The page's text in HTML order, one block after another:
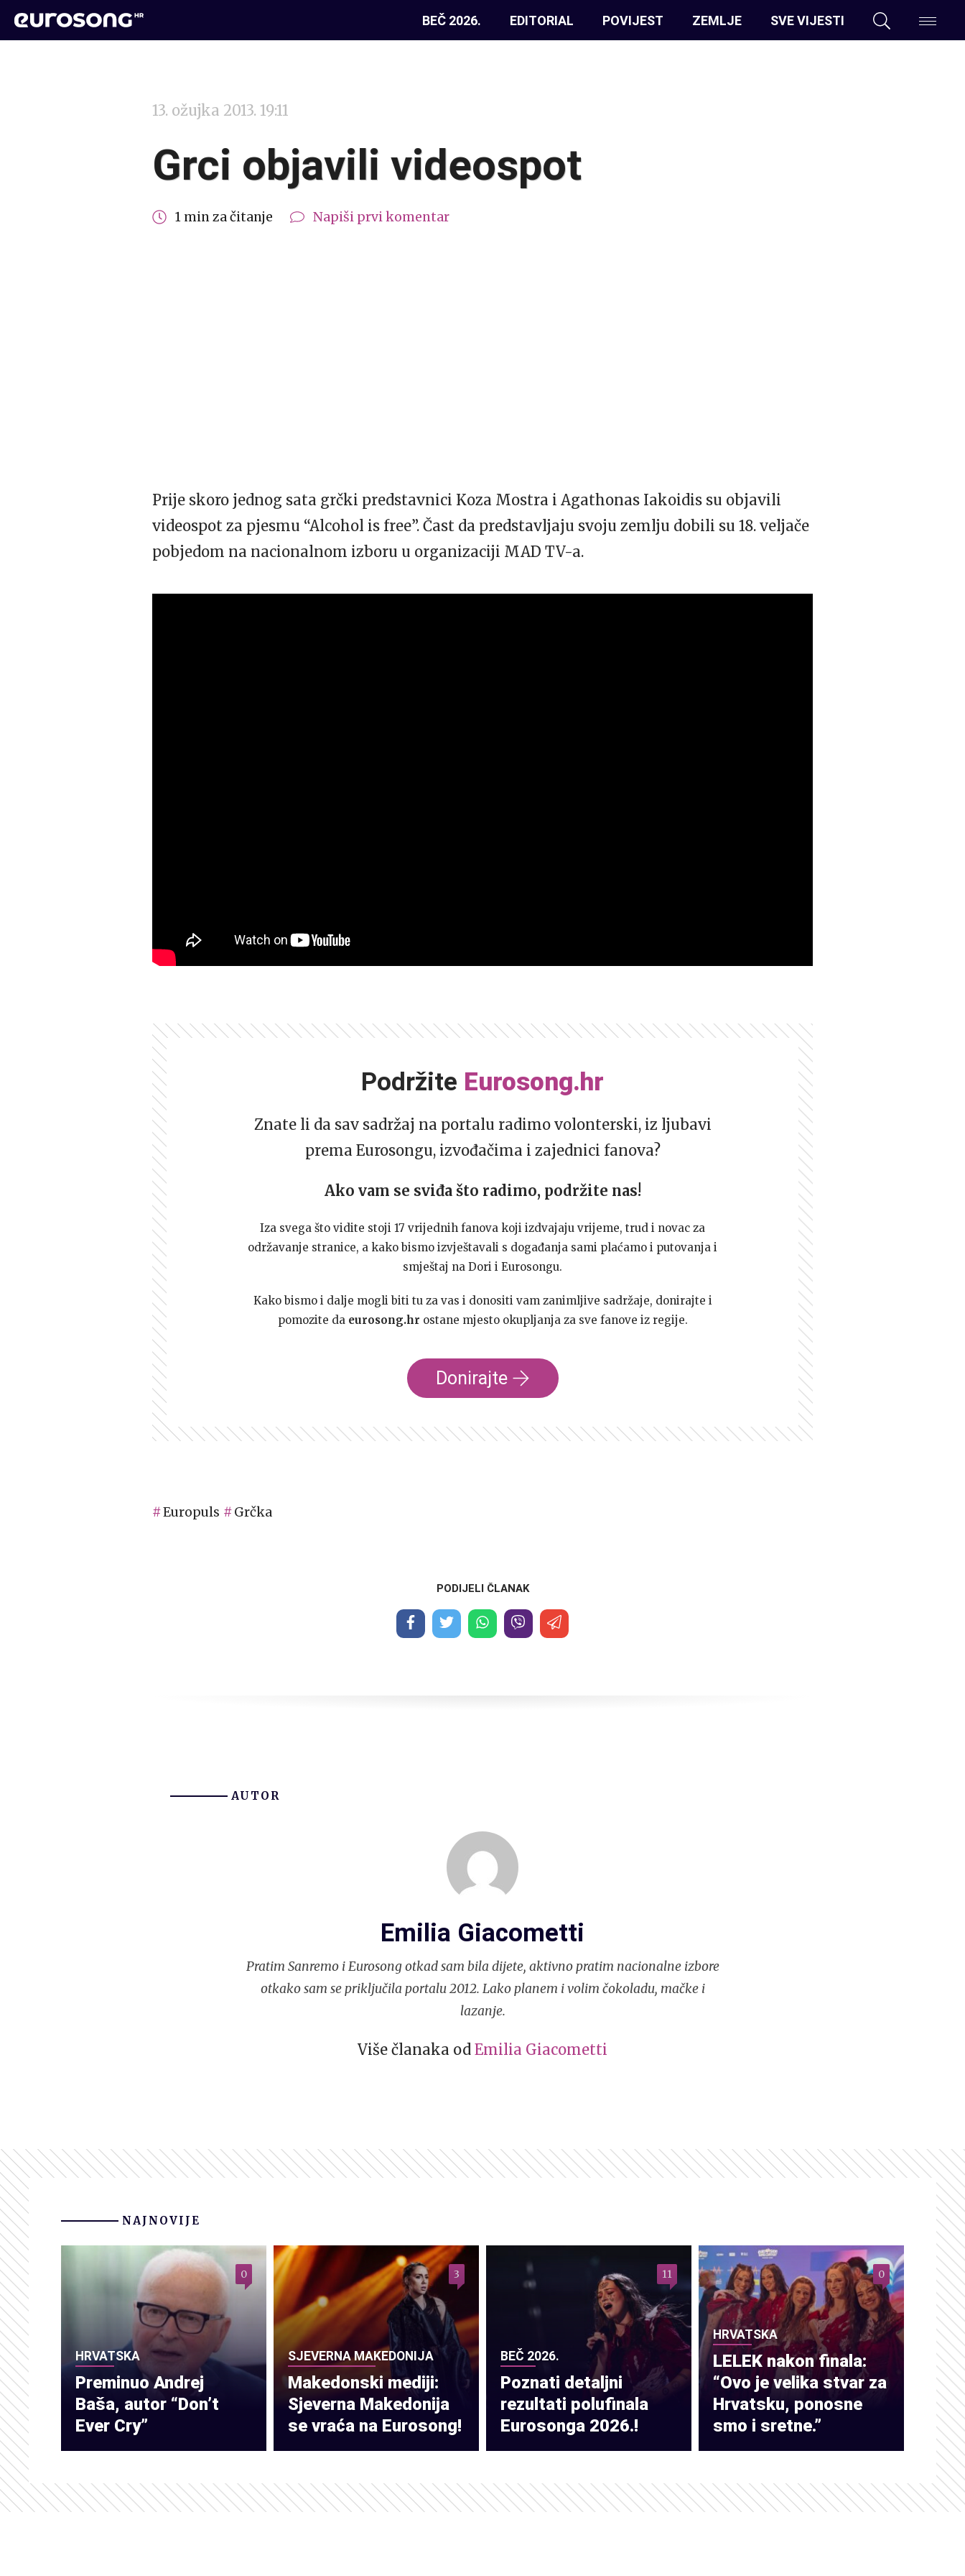
BEČ 2026. EDITORIAL POVIJEST ZEMLJE SVE VIJESTI
13. ožujka 2013. 19:11
Grci objavili videospot
1 min za čitanje Napiši prvi komentar
Prije skoro jednog sata grčki predstavnici Koza Mostra i Agathonas Iakoidis su objavili
videospot za pjesmu “Alcohol is free”. Čast da predstavljaju svoju zemlju dobili su 18. veljače
pobjedom na nacionalnom izboru u organizaciji MAD TV-a.
Podržite Eurosong.hr
Znate li da sav sadržaj na portalu radimo volonterski, iz ljubavi
prema Eurosongu, izvođačima i zajednici fanova?
Ako vam se sviđa što radimo, podržite nas!
Iza svega što vidite stoji 17 vrijednih fanova koji izdvajaju vrijeme, trud i novac za
održavanje stranice, a kako bismo izvještavali s događanja sami plaćamo i putovanja i
smještaj na Dori i Eurosongu.
Kako bismo i dalje mogli biti tu za vas i donositi vam zanimljive sadržaje, donirajte i
pomozite da eurosong.hr ostane mjesto okupljanja za sve fanove iz regije.
Donirajte
Europuls Grčka
PODIJELI ČLANAK
AUTOR
Emilia Giacometti
Pratim Sanremo i Eurosong otkad sam bila dijete, aktivno pratim nacionalne izbore
otkako sam se priključila portalu 2012. Lako planem i volim čokoladu, mačke i
lazanje.
Više članaka od Emilia Giacometti
NAJNOVIJE
HRVATSKA
Preminuo Andrej
Baša, autor “Don’t
Ever Cry”
0
SJEVERNA MAKEDONIJA
Makedonski mediji:
Sjeverna Makedonija
se vraća na Eurosong!
3
BEČ 2026.
Poznati detaljni
rezultati polufinala
Eurosonga 2026.!
11
HRVATSKA
LELEK nakon finala:
“Ovo je velika stvar za
Hrvatsku, ponosne
smo i sretne.”
0